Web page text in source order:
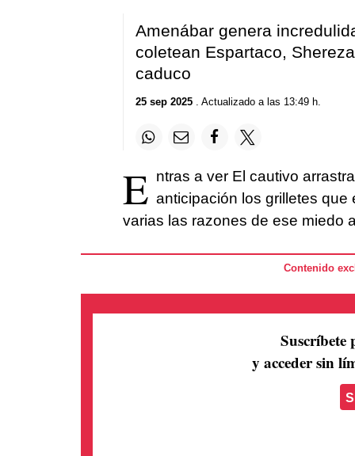
Amenábar genera
coletean Espartaco,
caduco
25 sep 2025. Actualizado a las 13:49 h.
E ntras a ver El cautivo
anticipación los grilletes que
varias las razones de ese miedo
Contenido
Suscríbete
y acceder sin